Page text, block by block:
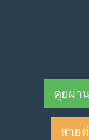
คุยผ่า
สาย